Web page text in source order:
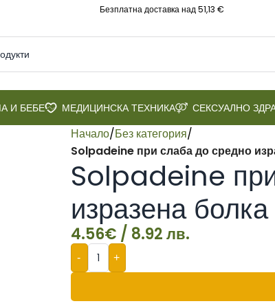
Безплатна доставка над 51,13 €
И БЕБЕ МЕДИЦИНСКА ТЕХНИКА СЕКСУАЛНО
Начало/Без категория/
Solpadeine при слаба до средно
Solpadeine
изразена
4.56€ / 8.92 лв.
- +